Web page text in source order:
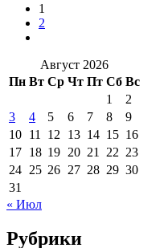
1
2
Август 2026
Пн Вт Ср Чт Пт Сб Вс
1
2
3
4 5 6 7 8
9
10 11 12 13 14 15 16
17 18 19 20 21 22 23
24 25 26 27 28 29 30
31
« Июл
Рубрики